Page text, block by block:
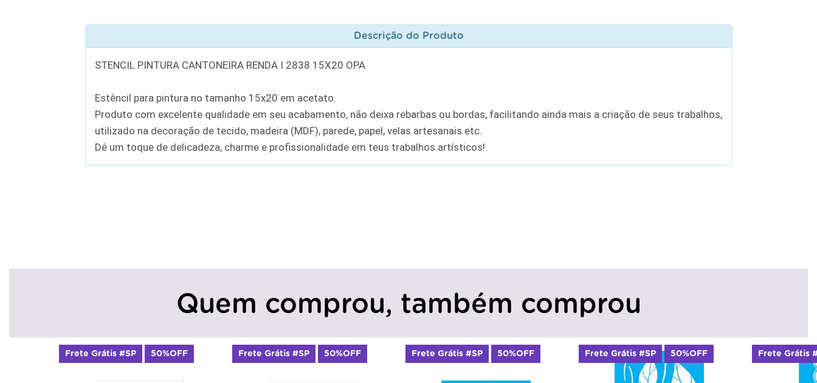
Descrição do Produto
STENCIL PINTURA CANTONEIRA RENDA I 2838 15X20 OPA
Estêncil para pintura no tamanho 15x20 em acetato.
Produto com excelente qualidade em seu acabamento, não deixa rebarbas ou bordas, facilitando ainda mais a criação de seus trabalhos,
utilizado na decoração de tecido, madeira (MDF), parede, papel, velas artesanais etc.
Dê um toque de delicadeza, charme e profissionalidade em teus trabalhos artísticos!
Quem comprou, também comprou
Frete Grátis #SP 50%OFF Frete Grátis #SP 50%OFF Frete Grátis #SP 50%OFF Frete Grátis #SP 50%OFF Frete Grátis